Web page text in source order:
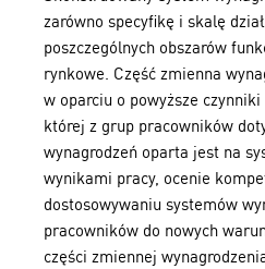
zarówno specyfikę i skalę
poszczególnych obszarów
rynkowe. Część zmienna
w oparciu o powyższe
której z grup pracowników
wynagrodzeń oparta jest na
wynikami pracy, ocenie
dostosowywaniu systemów
pracowników do nowych
części zmiennej